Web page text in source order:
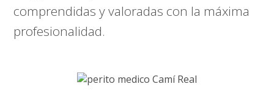
comprendidas y valoradas con la máxima
profesionalidad.